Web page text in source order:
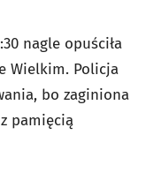
nagle opuściła
Wielkim. Policja
bo zaginiona
pamięcią